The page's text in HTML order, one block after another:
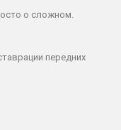
о сложном.
передних